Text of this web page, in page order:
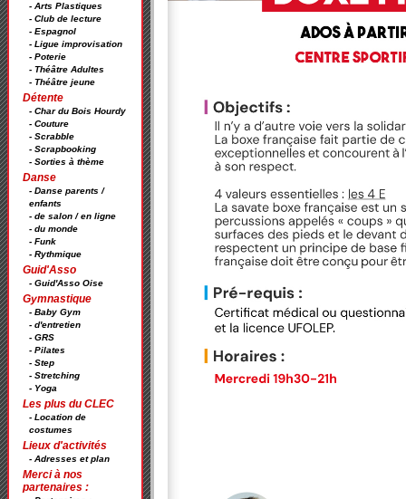
- Arts Plastiques
- Club de lecture
- Espagnol
- Ligue improvisation
- Poterie
- Théâtre Adultes
- Théâtre jeune
Détente
- Char du Bois Hourdy
- Couture
- Scrabble
- Scrapbooking
- Sorties à thème
Danse
- Danse parents /
enfants
- de salon / en ligne
- du monde
- Funk
- Rythmique
Guid'Asso
- Guid'Asso Oise
Gymnastique
- Baby Gym
- d'entretien
- GRS
- Pilates
- Step
- Stretching
- Yoga
Les plus du CLEC
- Location de
costumes
Lieux d'activités
- Adresses et plan
Merci à nos
partenaires :